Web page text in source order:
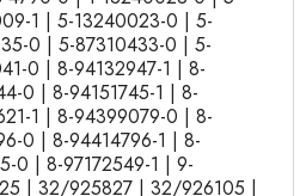
1 | 5-13240023-0 | 5-
0 | 5-87310433-0 | 5-
0 | 8-94132947-1 | 8-
0 | 8-94151745-1 | 8-
1 | 8-94399079-0 | 8-
0 | 8-94414796-1 | 8-
0 | 8-97172549-1 | 9-
| 32/925827 | 32/926105 |